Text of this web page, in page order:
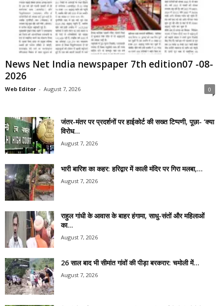
News Net India newspaper 7th edition07 -08-
2026
Web Editor - August 7, 2026 0
जंतर-मंतर पर प्रदर्शनों पर हाईकोर्ट की सख्त टिप्पणी, पूछा- ‘क्या
विरोध...
August 7, 2026
भारी बारिश का कहर: हरिद्वार में काली मंदिर पर गिरा मलबा,...
August 7, 2026
राहुल गांधी के आवास के बाहर हंगामा, साधु-संतों और महिलाओं
का...
August 7, 2026
26 साल बाद भी सीमांत गांवों की पीड़ा बरकरार: चमोली में...
August 7, 2026